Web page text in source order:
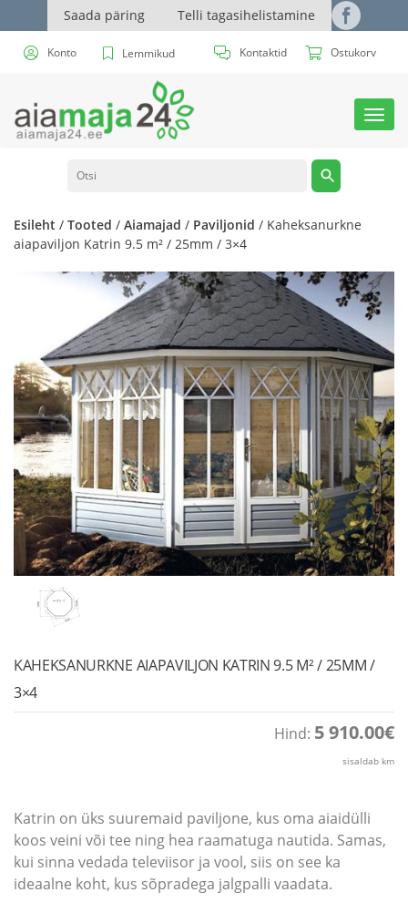
Saada päring Telli tagasihelistamine
Konto Lemmikud Kontaktid Ostukorv
Esileht / Tooted / Aiamajad / Paviljonid / Kaheksanurkne
aiapaviljon Katrin 9.5 m² / 25mm / 3×4
KAHEKSANURKNE AIAPAVILJON KATRIN 9.5 M² / 25MM /
3×4
Hind: 5 910.00€
sisaldab km
Katrin on üks suuremaid paviljone, kus oma aiaidülli
koos veini või tee ning hea raamatuga nautida. Samas,
kui sinna vedada televiisor ja vool, siis on see ka
ideaalne koht, kus sõpradega jalgpalli vaadata.